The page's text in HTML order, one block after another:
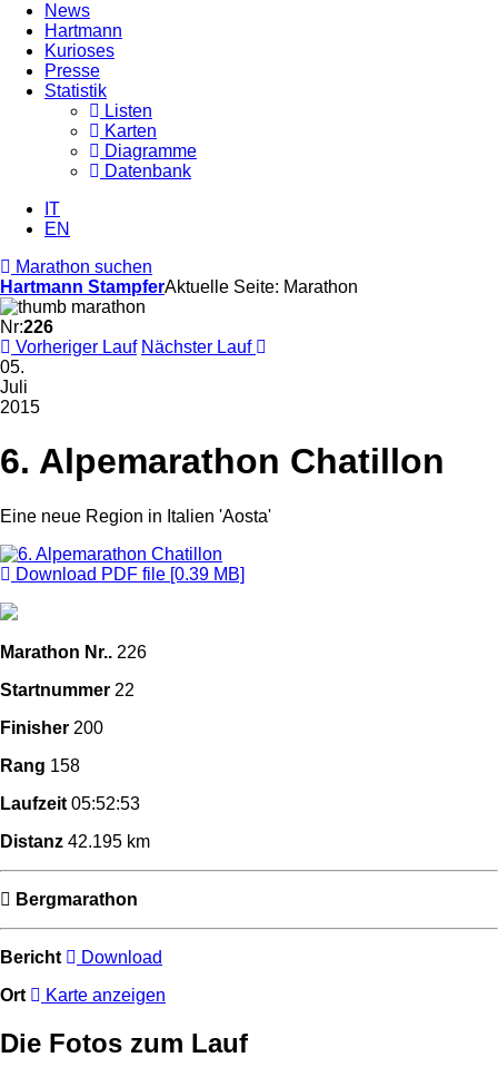
News
Hartmann
Kurioses
Presse
Statistik
Listen
Karten
Diagramme
Datenbank
IT
EN
Marathon suchen
Hartmann StampferAktuelle Seite: Marathon
Nr:226
Vorheriger Lauf Nächster Lauf
05.
Juli
2015
6. Alpemarathon Chatillon
Eine neue Region in Italien 'Aosta'
Download PDF file [0.39 MB]
Marathon Nr.. 226
Startnummer 22
Finisher 200
Rang 158
Laufzeit 05:52:53
Distanz 42.195 km
Bergmarathon
Bericht
Download
Ort
Karte anzeigen
Die Fotos zum Lauf